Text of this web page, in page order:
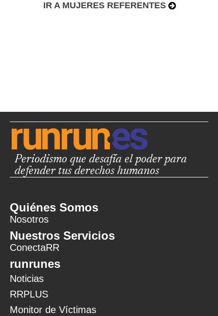
IR A MUJERES REFERENTES
Periodismo que desafía el poder para
defender tus derechos humanos
Quiénes Somos
Nosotros
Nuestros Servicios
ConectaRR
runrunes
Noticias
RRPLUS
Monitor de Víctimas